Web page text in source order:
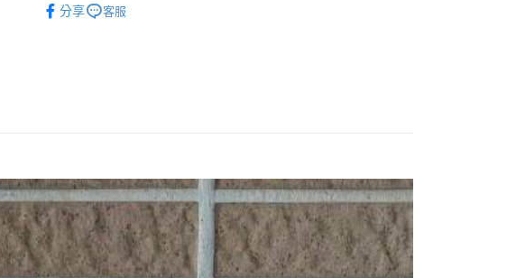
悠遊付
7-11取貨付款
每筆NT$60
宅配
分享
客服